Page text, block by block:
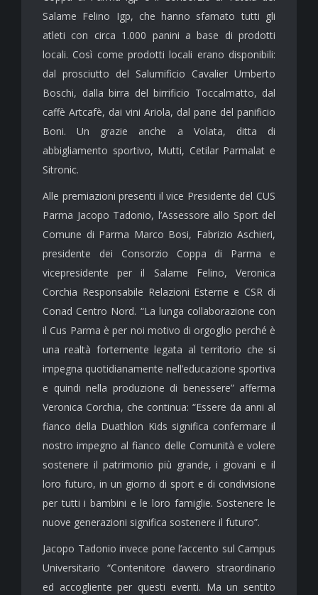
Salame Felino Igp, che hanno sfamato tutti gli
atleti con circa 1.000 panini a base di prodotti
locali. Così come prodotti locali erano disponibili:
dal prosciutto del Salumificio Cavalier Umberto
Boschi, dalla birra del birrificio Toccalmatto, dal
caffè Artcafè, dai vini Ariola, dal pane del panificio
Boni. Un grazie anche a Volata, ditta di
abbigliamento sportivo, Mutti, Cetilar Parmalat e
Sitronic.
Alle premiazioni presenti il vice Presidente del CUS
Parma Jacopo Tadonio, l’Assessore allo Sport del
Comune di Parma Marco Bosi, Fabrizio Aschieri,
presidente dei Consorzio Coppa di Parma e
vicepresidente per il Salame Felino, Veronica
Corchia Responsabile Relazioni Esterne e CSR di
Conad Centro Nord. “La lunga collaborazione con
il Cus Parma è per noi motivo di orgoglio perché è
una realtà fortemente legata al territorio che si
impegna quotidianamente nell’educazione sportiva
e quindi nella produzione di benessere” afferma
Veronica Corchia, che continua: “Essere da anni al
fianco della Duathlon Kids significa confermare il
nostro impegno al fianco delle Comunità e volere
sostenere il patrimonio più grande, i giovani e il
loro futuro, in un giorno di sport e di condivisione
per tutti i bambini e le loro famiglie. Sostenere le
nuove generazioni significa sostenere il futuro”.
Jacopo Tadonio invece pone l’accento sul Campus
Universitario “Contenitore davvero straordinario
ed accogliente per questi eventi. Ma un sentito